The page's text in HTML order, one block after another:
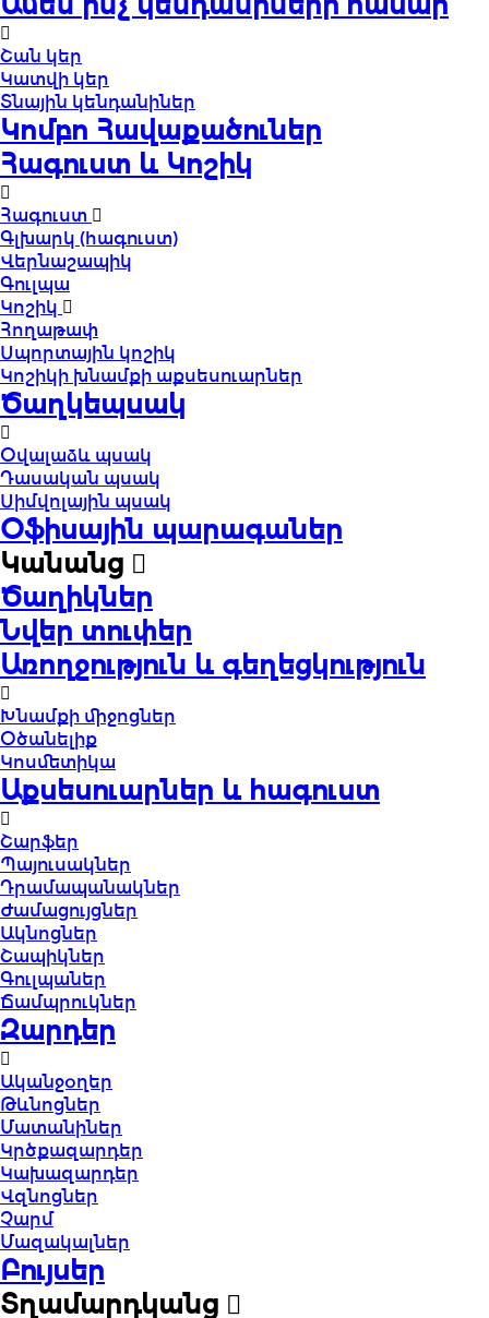
Շան կեր
Կատվի կեր
Տնային կենդանիներ
Կոմբո Հավաքածուներ
Հագուստ և Կոշիկ
Հագուստ
Գլխարկ (հագուստ)
Վերնաշապիկ
Գուլպա
Կոշիկ
Հողաթափ
Սպորտային կոշիկ
Կոշիկի խնամքի աքսեսուարներ
Ծաղկեպսակ
Օվալաձև պսակ
Դասական պսակ
Սիմվոլային պսակ
Օֆիսային պարագաներ
Կանանց
Ծաղիկներ
Նվեր տուփեր
Առողջություն և գեղեցկություն
Խնամքի միջոցներ
Օծանելիք
Կոսմետիկա
Աքսեսուարներ և հագուստ
Շարֆեր
Պայուսակներ
Դրամապանակներ
Ժամացույցներ
Ակնոցներ
Շապիկներ
Գուլպաներ
Ճամպրուկներ
Զարդեր
Ականջօղեր
Թևնոցներ
Մատանիներ
Կրծքազարդեր
Կախազարդեր
Վզնոցներ
Չարմ
Մազակալներ
Բույսեր
Տղամարդկանց